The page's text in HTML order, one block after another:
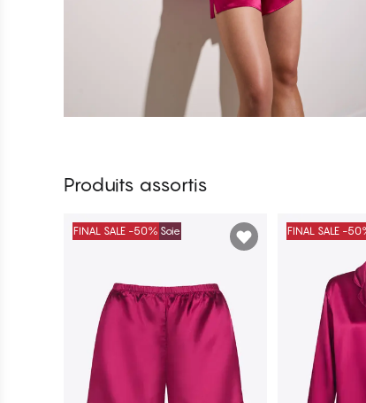
Produits assortis
FINAL SALE -50% Soie FINAL SALE -